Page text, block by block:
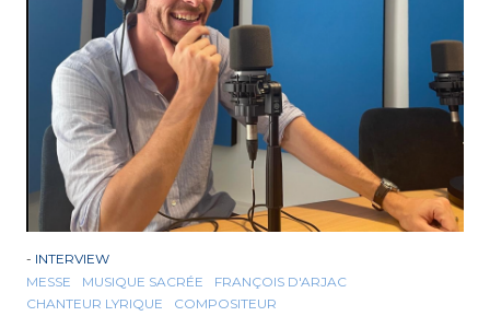
- INTERVIEW
MESSE
MUSIQUE SACRÉE
FRANÇOIS D'ARJAC
CHANTEUR LYRIQUE
COMPOSITEUR